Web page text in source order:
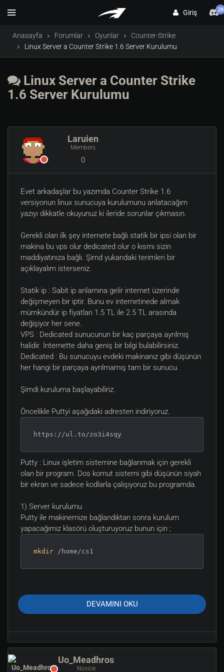
Giriş 28
Anasayfa Forumlar Oyunlar
Counter-Strike
Linux Server a Counter Strike 1.6 Server Kurulumu
Linux Server a Counter Strike
1.6 Server Kurulumu
Laruien
Members
0
Evet arkadaşlar bu yazımda Counter Strike 1.6
versiyonun linux sunucuya kurulumunu anlatacağım
yazıyı dikkatle okuyunuz ki ileride sorunlar çıkmasın.
Gerekli olan ilk şey internete bağlı statik bir ipsi olan bir
makina bu vps olur dedicated olur o kısmı sizin
maddiyatınıza bağlı. Şimd yukarıdaki terimleri bir
açıklayalım isterseniz.
Statik ip : Sabit ip anlamına gelir internet üzerinde
değişmeyen bir iptir. Bunu ev internetinede almak
mümkündür ip fiyatları 1.5 TL ile 2.5 TL arasında
değişiyor her sene.
VPS : Dedicated sunucunun bir kaç parçaya ayrılmış
halidir. İnternette daha geniş bir bilgi bulabilirsiniz.
Dedicated : Bu sunucuyu evdeki makinanız gibi düşünün
her hangi bir parçaya ayrılmamış tam bir sunucu.
Şimdi kuruluma başlayabiliriz.
Öncelikle Puttyi aşağıdaki adresten indiriyoruz.
https://ul.to/zo3i4sqy
Putty : Linux işletim sistemine bağlanmak için gerekli
olan bir program. Dos komut sistemi gibi düşünün siyah
bir ekran ve sadece kodlarla çalışıyoruz bu programda.
1) Server kurulumu
Putty ile makinemize bağlandıktan sonra kurulum
yapacağımız klasörü oluşturuyoruz bunun için ;
mkdir /home/cs1
şimdi klasördeyiz. Counter Strike'yi sunucumuza
çekelim.
wget https://www.cstrike-planet.com/dl
DEVAMINI OKU
Uo_Meadhros
Novice